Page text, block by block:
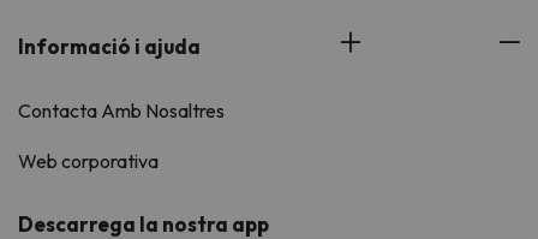
Informació i ajuda
Contacta Amb Nosaltres
Web corporativa
Descarrega la nostra app